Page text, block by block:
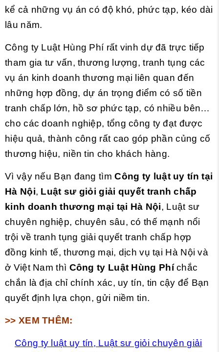
kể cả những vụ án có độ khó, phức tạp, kéo dài
lâu năm.
Công ty Luật Hùng Phí rất vinh dự đã trực tiếp
tham gia tư vấn, thương lượng, tranh tụng các
vụ án kinh doanh thương mại liên quan đến
những hợp đồng, dự án trọng điểm có số tiền
tranh chấp lớn, hồ sơ phức tạp, có nhiều bên…
cho các doanh nghiệp, tổng công ty đạt được
hiệu quả, thành công rất cao góp phần củng cố
thương hiệu, niền tin cho khách hàng.
Vì vậy nếu Bạn đang tìmCông ty luật uy tín tại
Hà Nội, Luật sư giỏi giải quyết tranh chấp
kinh doanh thương mại tại Hà Nội, Luật sư
chuyên nghiệp, chuyên sâu, có thế mạnh nổi
trội về tranh tụng giải quyết tranh chấp hợp
đồng kinh tế, thương mại, dịch vụ tại Hà Nội và
ở Việt Nam thì Công ty Luật Hùng Phíchắc
chắn là địa chỉ chính xác, uy tín, tin cậy để Bạn
quyết định lựa chọn, gửi niềm tin.
>> XEM THÊM:
Công ty luật uy tín, Luật sư giỏi chuyên giải